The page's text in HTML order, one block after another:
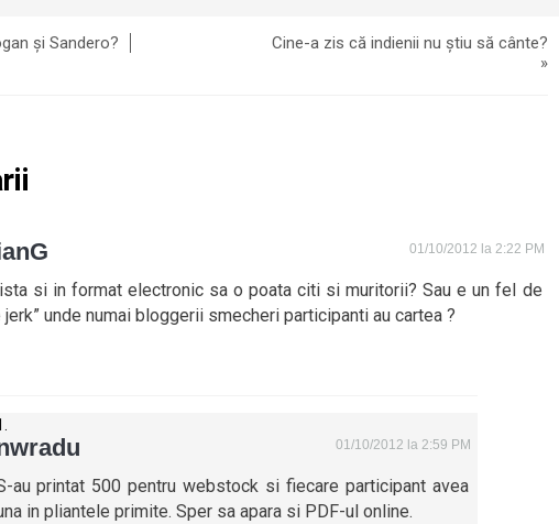
și Sandero?
Cine-a zis că indienii nu știu să cânte?
»
01/10/2012 la 2:22 PM
si in format electronic sa o poata citi si muritorii? Sau e un fel de
jerk” unde numai bloggerii smecheri participanti au cartea ?
01/10/2012 la 2:59 PM
au printat 500 pentru webstock si fiecare participant avea
in pliantele primite. Sper sa apara si PDF-ul online.